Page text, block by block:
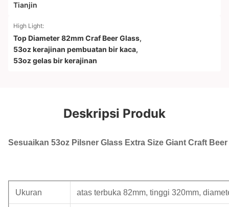
Tianjin
High Light:
Top Diameter 82mm Craf Beer Glass,
53oz kerajinan pembuatan bir kaca,
53oz gelas bir kerajinan
Deskripsi Produk
Sesuaikan 53oz Pilsner Glass Extra Size Giant Craft
Ukuran atas terbuka 82mm, tinggi 320mm,